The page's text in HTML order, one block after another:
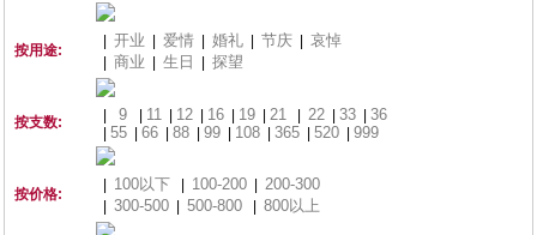
按用途:
开业 爱情 婚礼 节庆 哀悼
商业 生日 探望
按支数: 9 11 12 16 19 21 22 33 36
55 66 88 99 108 365 520 999
按价格:
100以下 100-200 200-300
300-500 500-800 800以上